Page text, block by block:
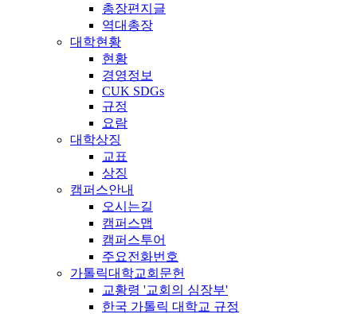
총장편지글
역대총장
대학현황
현황
경영정보
CUK SDGs
규정
요람
대학상징
교표
상징
캠퍼스안내
오시는길
캠퍼스맵
캠퍼스투어
주요전화번호
가톨릭대학교회문헌
교황령 '교회의 심장부'
한국 가톨릭 대학교 규정